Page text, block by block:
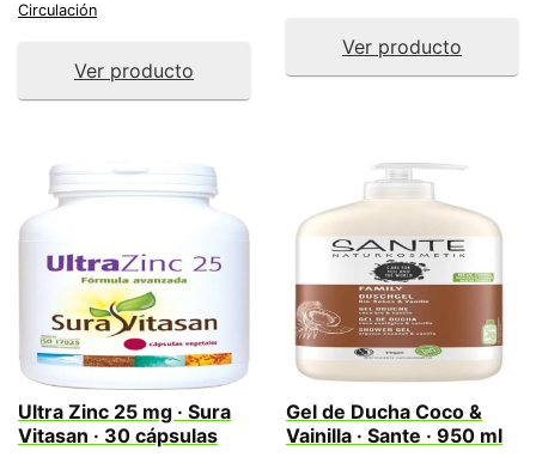
Circulación
Ver producto
Ver producto
Ultra Zinc 25 mg · Sura
Vitasan · 30 cápsulas
Gel de Ducha Coco &
Vainilla · Sante · 950 ml